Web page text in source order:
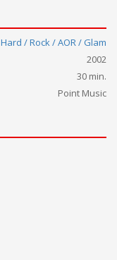
Hard / Rock / AOR / Glam
2002
30 min.
Point Music